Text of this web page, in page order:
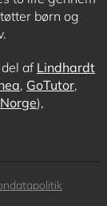
børn og
afLindhardt
, GoTutor,
Norge),